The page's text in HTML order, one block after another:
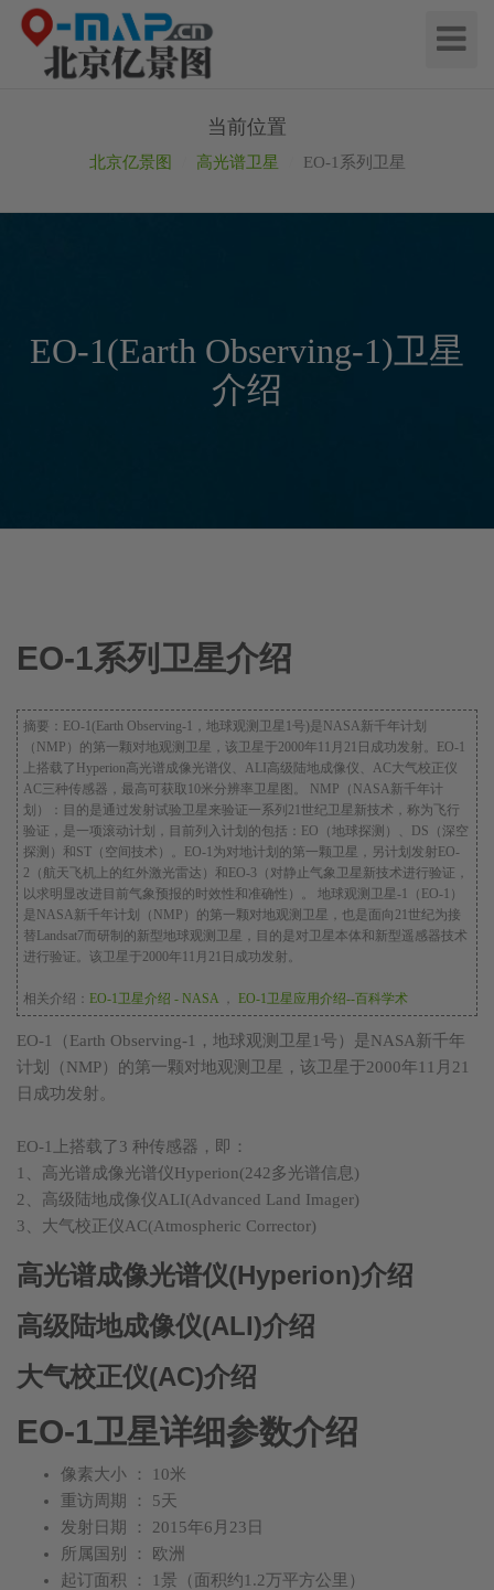
切
当前位置
北京亿景图 高光谱卫星 EO-1系列卫星
EO-1(Earth Observing-1)卫星
介绍
EO-1系列卫星介绍
摘要：EO-1(Earth Observing-1，地球观测卫星1号)是NASA新千年计划
（NMP）的第一颗对地观测卫星，该卫星于2000年11月21日成功发射。EO-1
上搭载了Hyperion高光谱成像光谱仪、ALI高级陆地成像仪、AC大气校正仪
AC三种传感器，最高可获取10米分辨率卫星图。 NMP（NASA新千年计
划）：目的是通过发射试验卫星来验证一系列21世纪卫星新技术，称为飞行
验证，是一项滚动计划，目前列入计划的包括：EO（地球探测）、DS（深空
探测）和ST（空间技术）。EO-1为对地计划的第一颗卫星，另计划发射EO-
2（航天飞机上的红外激光雷达）和EO-3（对静止气象卫星新技术进行验证，
以求明显改进目前气象预报的时效性和准确性）。 地球观测卫星-1（EO-1）
是NASA新千年计划（NMP）的第一颗对地观测卫星，也是面向21世纪为接
替Landsat7而研制的新型地球观测卫星，目的是对卫星本体和新型遥感器技术
进行验证。该卫星于2000年11月21日成功发射。
相关介绍： EO-1卫星介绍 - NASA ， EO-1卫星应用介绍--百科学术
EO-1（Earth Observing-1，地球观测卫星1号）是NASA新千年
计划（NMP）的第一颗对地观测卫星，该卫星于2000年11月21
日成功发射。
EO-1上搭载了3 种传感器，即：
1、高光谱成像光谱仪Hyperion(242多光谱信息)
2、高级陆地成像仪ALI(Advanced Land Imager)
3、大气校正仪AC(Atmospheric Corrector)
高光谱成像光谱仪(Hyperion)介绍
高级陆地成像仪(ALI)介绍
大气校正仪(AC)介绍
EO-1卫星详细参数介绍
像素大小 ： 10米
重访周期 ： 5天
发射日期 ： 2015年6月23日
所属国别 ： 欧洲
起订面积 ： 1景（面积约1.2万平方公里）